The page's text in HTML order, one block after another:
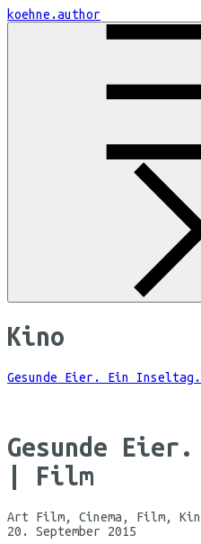
Skip
to
koehne.author
Kino
Gesunde Eier. Ein
Gesunde
| Film
Art Film, Cinema, Film,
20. September 2015